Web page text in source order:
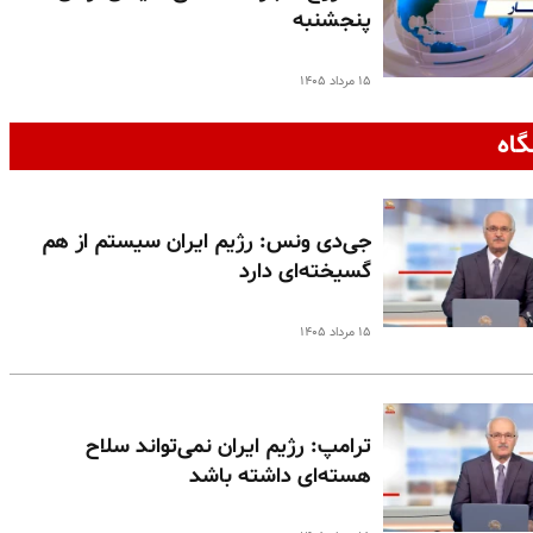
پنجشنبه
۱۵ مرداد ۱۴۰۵
جی‌دی ونس: رژیم ایران سیستم از هم
گسیخته‌ای دارد
۱۵ مرداد ۱۴۰۵
ترامپ: رژیم ایران نمی‌تواند سلاح
هسته‌ای داشته باشد